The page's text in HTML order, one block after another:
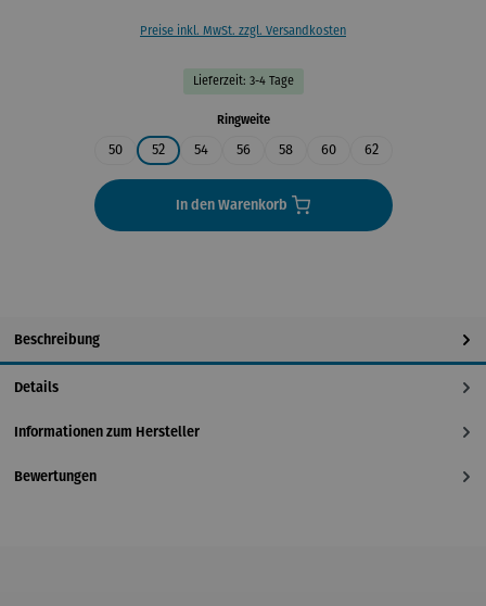
Preise inkl. MwSt. zzgl. Versandkosten
Lieferzeit: 3-4 Tage
Ringweiteauswählen
50 52 54 56 58 60 62
In den Warenkorb
Beschreibung
Details
Informationen zum Hersteller
Bewertungen